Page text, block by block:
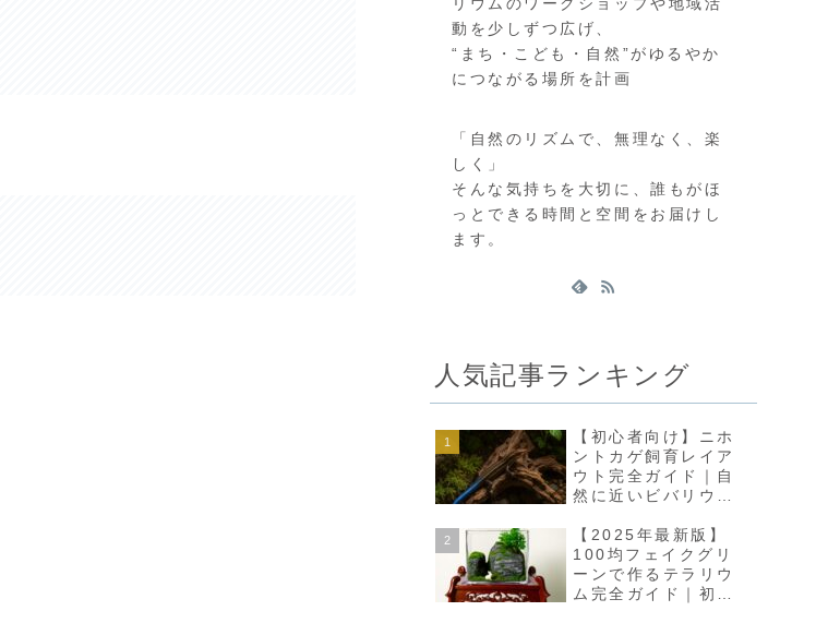
動を少しずつ広げ、
“まち・こども・自然”がゆるやか
につながる場所を計画
「自然のリズムで、無理なく、楽
しく」
そんな気持ちを大切に、誰もがほ
っとできる時間と空間をお届けし
ます。
人気記事ランキング
【初心者向け】ニホ
ントカゲ飼育レイア
ウト完全ガイド｜自
然に近いビバリウム
ろう
【2025年最新版】
100均フェイクグリ
ーンで作るテラリウ
ム完全ガイド｜初心